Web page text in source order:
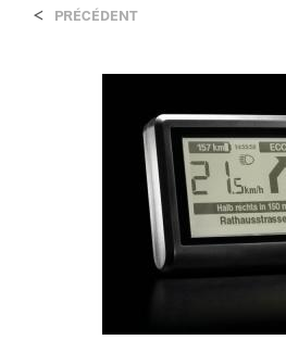
< PRÉCÉDENT